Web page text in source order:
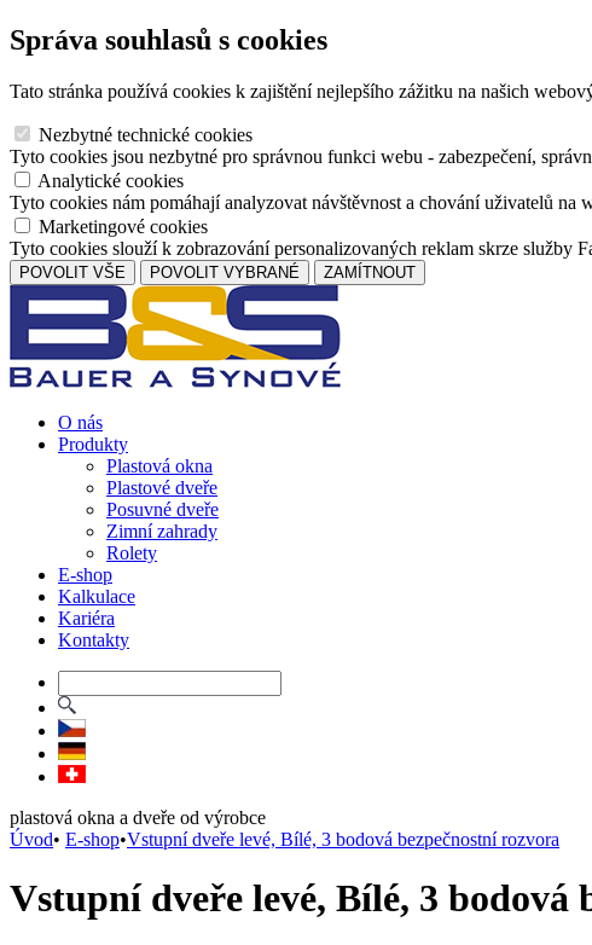
Správa souhlasů s cookies
Tato stránka používá cookies k zajištění nejlepšího zážitku na našich
Nezbytné technické cookies
Tyto cookies jsou nezbytné pro správnou funkci webu - zabezpečení,
Analytické cookies
Tyto cookies nám pomáhají analyzovat návštěvnost a chování uživatelů na
Marketingové cookies
Tyto cookies slouží k zobrazování personalizovaných reklam skrze služby
POVOLIT VŠE POVOLIT VYBRANÉ ZAMÍTNOUT
O nás
Produkty
Plastová okna
Plastové dveře
Posuvné dveře
Zimní zahrady
Rolety
E-shop
Kalkulace
Kariéra
Kontakty
plastová okna a dveře od výrobce
Úvod• E-shop•Vstupní dveře levé, Bílé, 3 bodová bezpečnostní rozvora
Vstupní dveře levé, Bílé, 3 bodová